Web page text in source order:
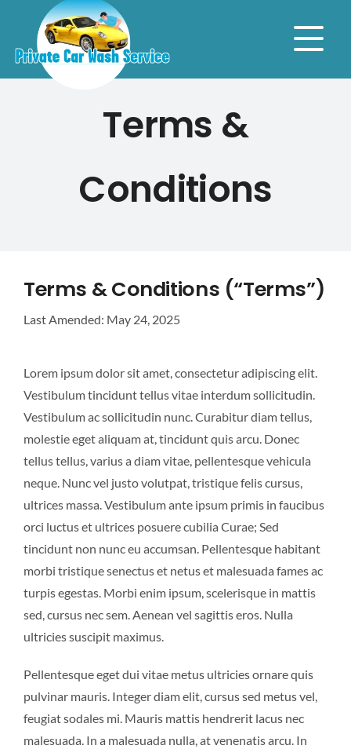
Terms &
Conditions
Terms & Conditions (“Terms”)
Last Amended: May 24, 2025
Lorem ipsum dolor sit amet, consectetur adipiscing elit.
Vestibulum tincidunt tellus vitae interdum sollicitudin.
Vestibulum ac sollicitudin nunc. Curabitur diam tellus,
molestie eget aliquam at, tincidunt quis arcu. Donec
tellus tellus, varius a diam vitae, pellentesque vehicula
neque. Nunc vel justo volutpat, tristique felis cursus,
ultrices massa. Vestibulum ante ipsum primis in faucibus
orci luctus et ultrices posuere cubilia Curae; Sed
tincidunt non nunc eu accumsan. Pellentesque habitant
morbi tristique senectus et netus et malesuada fames ac
turpis egestas. Morbi enim ipsum, scelerisque in mattis
sed, cursus nec sem. Aenean vel sagittis eros. Nulla
ultricies suscipit maximus.
Pellentesque eget dui vitae metus ultricies ornare quis
pulvinar mauris. Integer diam elit, cursus sed metus vel,
feugiat sodales mi. Mauris mattis hendrerit lacus nec
malesuada. In a malesuada nulla, at venenatis arcu. In